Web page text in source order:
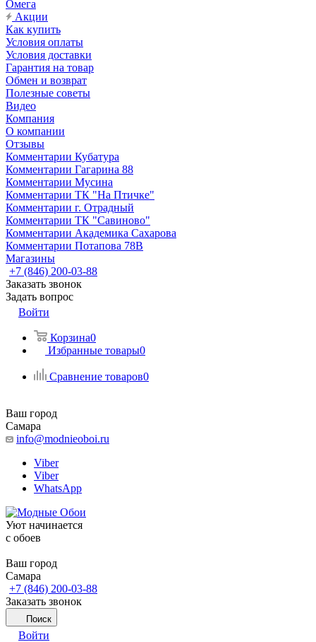
Омега
Акции
Как купить
Условия оплаты
Условия доставки
Гарантия на товар
Обмен и возврат
Полезные советы
Видео
Компания
О компании
Отзывы
Комментарии Кубатура
Комментарии Гагарина 88
Комментарии Мусина
Комментарии ТК "На Птичке"
Комментарии г. Отрадный
Комментарии ТК "Савиново"
Комментарии Академика Сахарова
Комментарии Потапова 78В
Магазины
+7 (846) 200-03-88
Заказать звонок
Задать вопрос
Войти
Корзина0
Избранные товары0
Сравнение товаров0
Ваш город
Самара
info@modnieoboi.ru
Viber
Viber
WhatsApp
Уют начинается
c обоев
Ваш город
Самара
+7 (846) 200-03-88
Заказать звонок
Поиск
Войти